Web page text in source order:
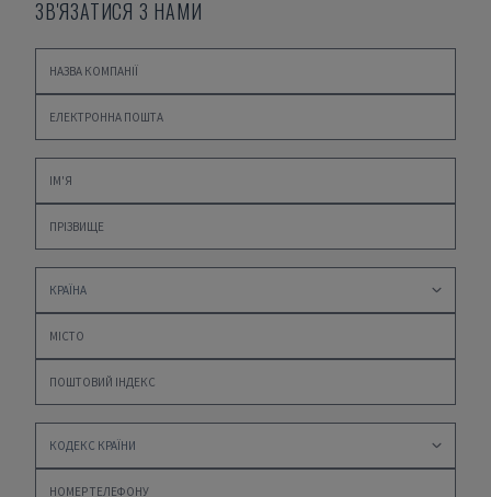
ЗВ'ЯЗАТИСЯ З НАМИ